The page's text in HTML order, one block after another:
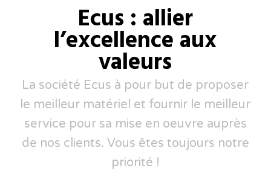
Ecus : allier
l’excellence aux
valeurs
La société Ecus à pour but de proposer
le meilleur matériel et fournir le meilleur
service pour sa mise en oeuvre auprès
de nos clients. Vous êtes toujours notre
priorité !